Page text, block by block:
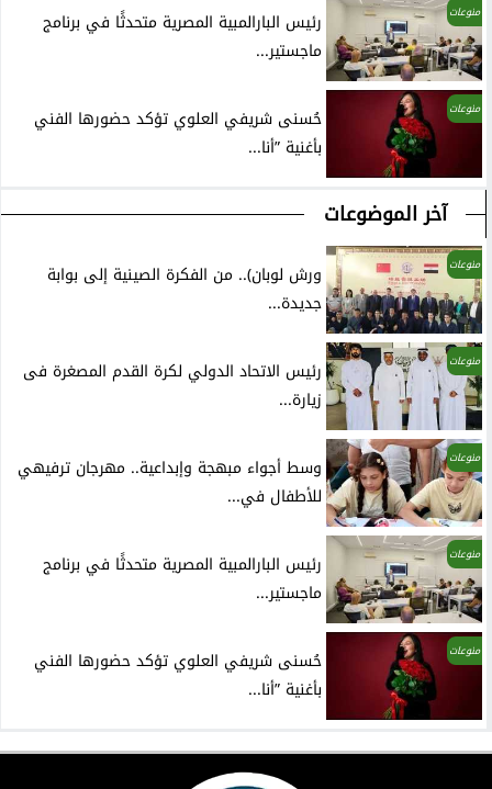
منوعات
رئيس البارالمبية المصرية متحدثًا في برنامج
ماجستير...
منوعات
حُسنى شريفي العلوي تؤكد حضورها الفني
بأغنية ”أنا...
آخر الموضوعات
منوعات
ورش لوبان).. من الفكرة الصينية إلى بوابة
جديدة...
منوعات
رئيس الاتحاد الدولي لكرة القدم المصغرة فى
زيارة...
منوعات
وسط أجواء مبهجة وإبداعية.. مهرجان ترفيهي
للأطفال في...
منوعات
رئيس البارالمبية المصرية متحدثًا في برنامج
ماجستير...
منوعات
حُسنى شريفي العلوي تؤكد حضورها الفني
بأغنية ”أنا...